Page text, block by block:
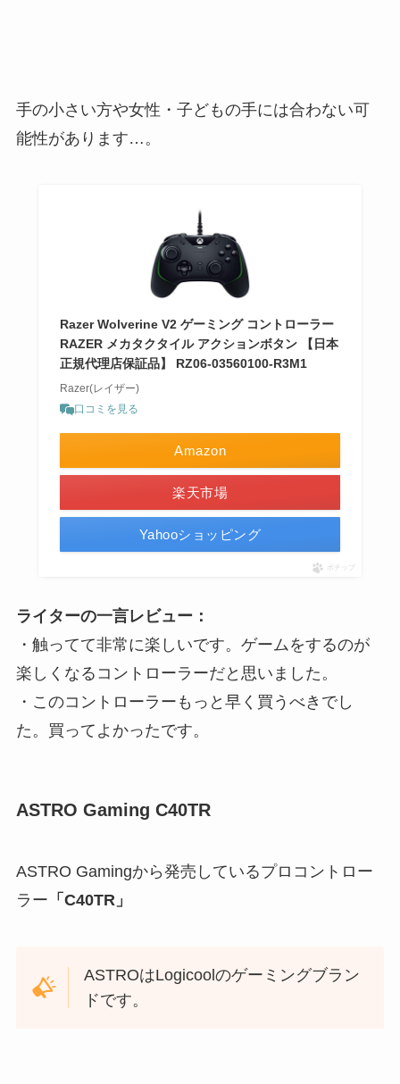
手の小さい方や女性・子どもの手には合わない可
能性があります…。
Razer Wolverine V2 ゲーミング コントローラー
RAZER メカタクタイル アクションボタン 【日本
正規代理店保証品】 RZ06-03560100-R3M1
Razer(レイザー)
口コミを見る
Amazon
楽天市場
Yahooショッピング
ポチップ
ライターの一言レビュー：
・触ってて非常に楽しいです。ゲームをするのが
楽しくなるコントローラーだと思いました。
・このコントローラーもっと早く買うべきでし
た。買ってよかったです。
ASTRO Gaming C40TR
ASTRO Gamingから発売しているプロコントロー
ラー 「C40TR」
ASTROはLogicoolのゲーミングブラン
ドです。